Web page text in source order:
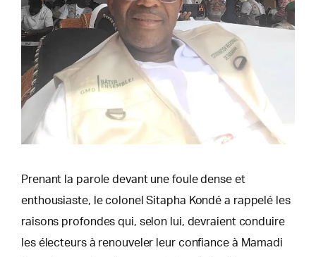
Prenant la parole devant une foule dense et
enthousiaste, le colonel Sitapha Kondé a rappelé les
raisons profondes qui, selon lui, devraient conduire
les électeurs à renouveler leur confiance à Mamadi